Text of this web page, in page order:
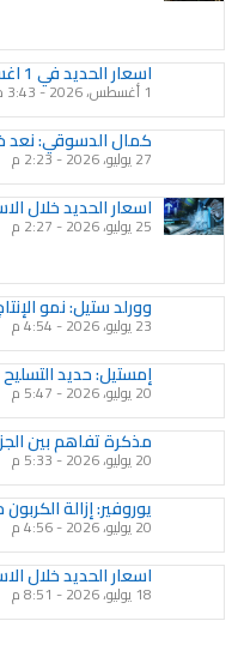
اسعار الحديد في 1 اغسطس 2026
1 أغسطس، 2026
كمال الدسوقي: نعد
27 يوليو، 2026 2:23 م
اسعار الحديد خلال
25 يوليو، 2026
وورلد ستيل: نمو الإنتاج العالمي
23 يوليو، 2026
إمستيل: حديد التسليح ES600 أصبح الخيار المفضل للمشاريع الرائدة في الإمارات
20 يوليو، 2026
مذكرة تفاهم بين
20 يوليو، 2026 5:33 م
يوروفير: إزالة الكربون من
20 يوليو، 2026
اسعار الحديد خلال
18 يوليو، 2026